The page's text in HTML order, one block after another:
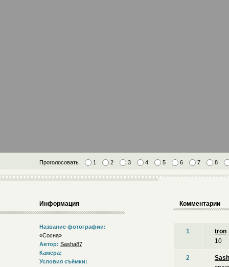
Проголосовать 1 2 3 4 5 6 7 8
Информация
Название фотографии:
«Сосна»
Автор: Sasha87
Камера:
Условия съёмки:
Комментарии
1
tron
10
2